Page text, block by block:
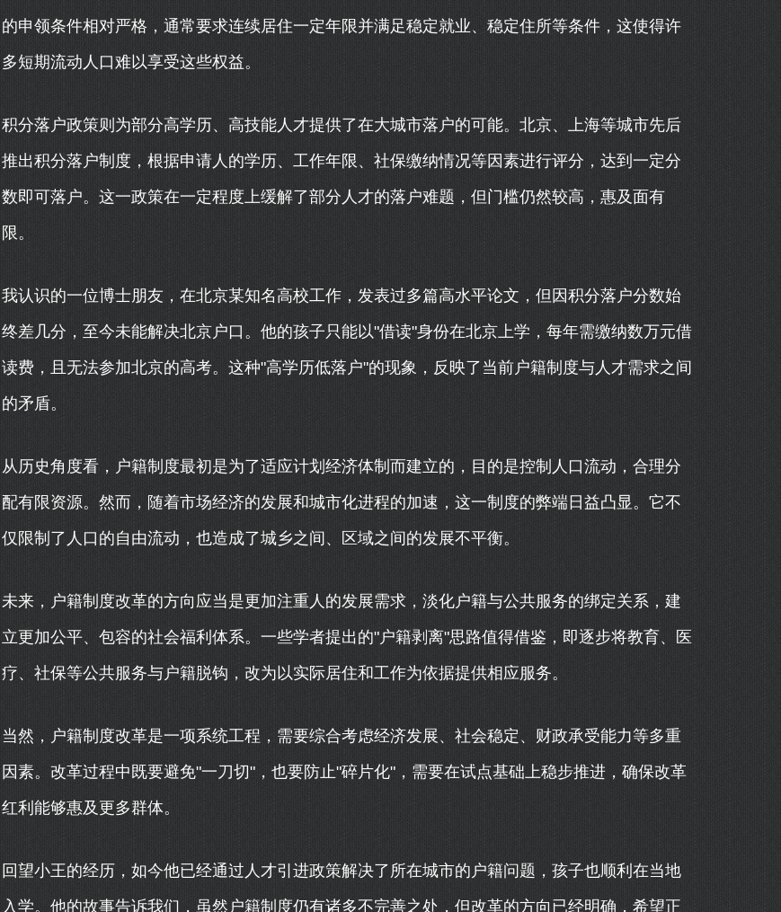
的申领条件相对严格，通常要求连续居住一定年限并满足稳定就业、稳定住所等条件，这使得许
多短期流动人口难以享受这些权益。
积分落户政策则为部分高学历、高技能人才提供了在大城市落户的可能。北京、上海等城市先后
推出积分落户制度，根据申请人的学历、工作年限、社保缴纳情况等因素进行评分，达到一定分
数即可落户。这一政策在一定程度上缓解了部分人才的落户难题，但门槛仍然较高，惠及面有
限。
我认识的一位博士朋友，在北京某知名高校工作，发表过多篇高水平论文，但因积分落户分数始
终差几分，至今未能解决北京户口。他的孩子只能以"借读"身份在北京上学，每年需缴纳数万元借
读费，且无法参加北京的高考。这种"高学历低落户"的现象，反映了当前户籍制度与人才需求之间
的矛盾。
从历史角度看，户籍制度最初是为了适应计划经济体制而建立的，目的是控制人口流动，合理分
配有限资源。然而，随着市场经济的发展和城市化进程的加速，这一制度的弊端日益凸显。它不
仅限制了人口的自由流动，也造成了城乡之间、区域之间的发展不平衡。
未来，户籍制度改革的方向应当是更加注重人的发展需求，淡化户籍与公共服务的绑定关系，建
立更加公平、包容的社会福利体系。一些学者提出的"户籍剥离"思路值得借鉴，即逐步将教育、医
疗、社保等公共服务与户籍脱钩，改为以实际居住和工作为依据提供相应服务。
当然，户籍制度改革是一项系统工程，需要综合考虑经济发展、社会稳定、财政承受能力等多重
因素。改革过程中既要避免"一刀切"，也要防止"碎片化"，需要在试点基础上稳步推进，确保改革
红利能够惠及更多群体。
回望小王的经历，如今他已经通过人才引进政策解决了所在城市的户籍问题，孩子也顺利在当地
入学。他的故事告诉我们，虽然户籍制度仍有诸多不完善之处，但改革的方向已经明确，希望正